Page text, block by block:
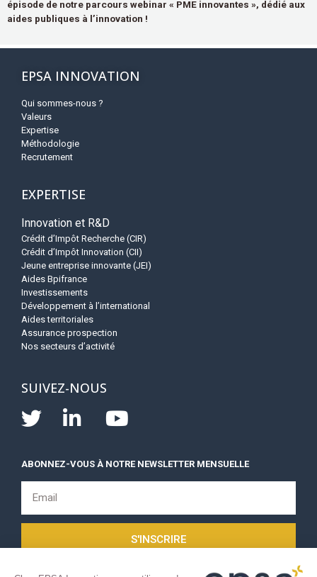
épisode de notre parcours webinar « PME innovantes », dédié aux
aides publiques à l’innovation !
EPSA INNOVATION
Qui sommes-nous ?
Valeurs
Expertise
Méthodologie
Recrutement
EXPERTISE
Innovation et R&D
Crédit d’Impôt Recherche (CIR)
Crédit d’Impôt Innovation (CII)
Jeune entreprise innovante (JEI)
Aides Bpifrance
Investissements
Développement à l’international
Aides territoriales
Assurance prospection
Nos secteurs d’activité
SUIVEZ-NOUS
ABONNEZ-VOUS À NOTRE NEWSLETTER MENSUELLE
S'INSCRIRE